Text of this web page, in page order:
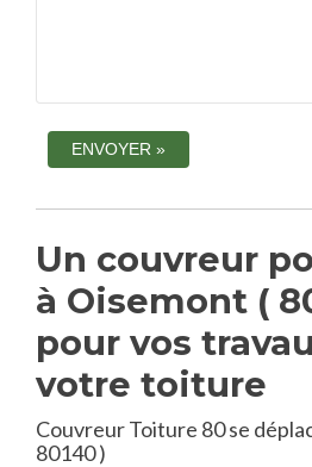
Un couvreur
à Oisemont (
pour vos
votre toiture
Couvreur Toiture 80 se
80140 )